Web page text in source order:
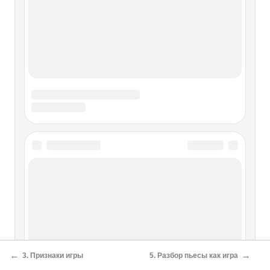
деятельности Наиболее быстрое и радикальное
разрушение памятника происходит тогда, когда его
существование вступает в противоречие с
← 3. Признаки игры 5. Разбор пьесы как игра →